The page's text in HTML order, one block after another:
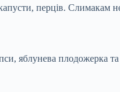
перців. Слимакам не
яблунева плодожерка